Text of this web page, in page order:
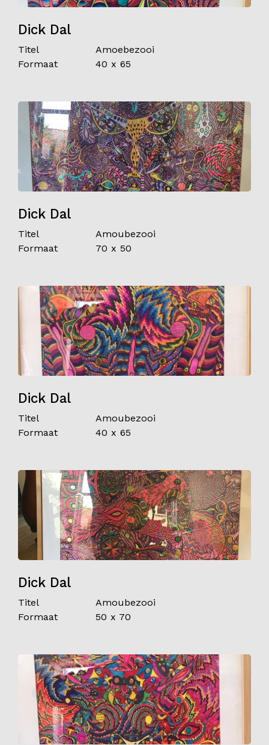
Dick Dal
Titel
Amoebezooi
Formaat
40 x 65
Dick Dal
Titel
Amoubezooi
Formaat
70 x 50
Dick Dal
Titel
Amoubezooi
Formaat
40 x 65
Dick Dal
Titel
Amoubezooi
Formaat
50 x 70